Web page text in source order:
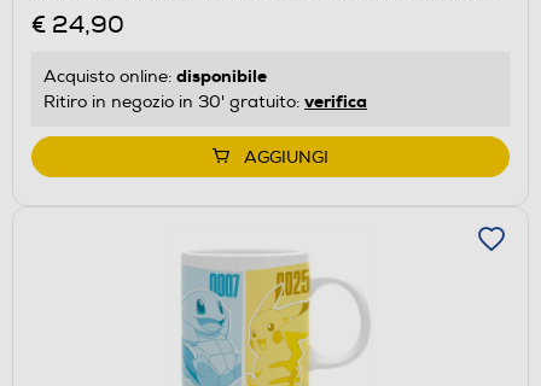
€ 24,90
Acquisto online: disponibile
Ritiro in negozio in 30' gratuito: verifica
AGGIUNGI